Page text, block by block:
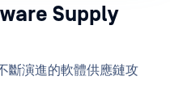
Supply
斷演進的軟體供應鏈攻